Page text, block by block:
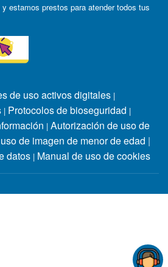
estamos prestos para atender todos tus
de uso activos digitales |
| Protocolos de bioseguridad |
| Autorización de uso de
de imagen de menor de edad |
datos | Manual de uso de cookies
como Universidad: Resolución